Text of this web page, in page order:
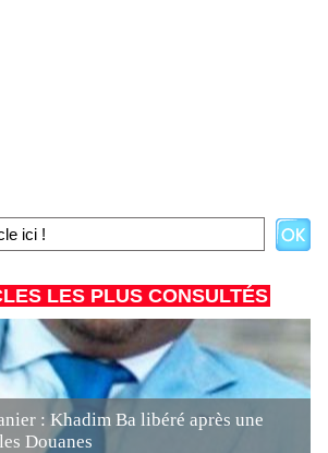
LES PLUS CONSULTÉS
: Khadim Ba libéré après une
Douanes